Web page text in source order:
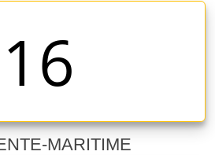
16
MARITIME